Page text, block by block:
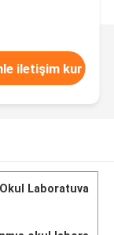
iletişim kur
Laboratuva